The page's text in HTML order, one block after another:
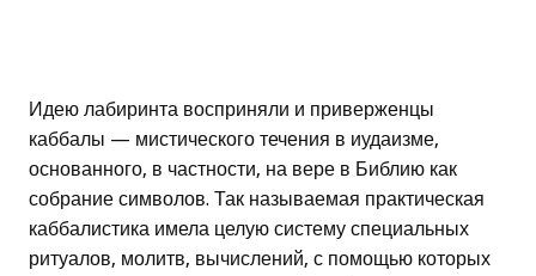
Идею лабиринта восприняли и приверженцы
каббалы — мистического течения в иудаизме,
основанного, в частности, на вере в Библию как
собрание символов. Так называемая практическая
каббалистика имела целую систему специальных
ритуалов, молитв, вычислений, с помощью которых